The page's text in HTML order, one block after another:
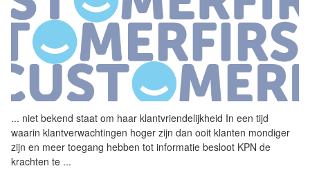
... niet bekend staat om haar klantvriendelijkheid In een tijd
waarin klantverwachtingen hoger zijn dan ooit klanten mondiger
zijn en meer toegang hebben tot informatie besloot KPN de
krachten te ...